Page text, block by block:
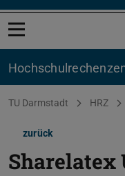
Menü öffnen
Sie befinden sich hier:
TU Darmstadt HRZ
zurück
Sharelatex